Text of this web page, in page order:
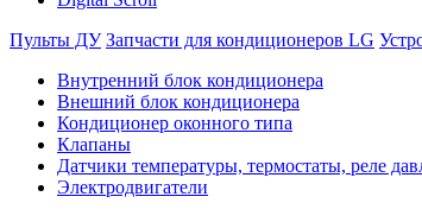
Пульты ДУ Запчасти для кондиционеров LG
Внутренний блок кондиционера
Внешний блок кондиционера
Кондиционер оконного типа
Клапаны
Датчики температуры, термостаты, реле
Электродвигатели